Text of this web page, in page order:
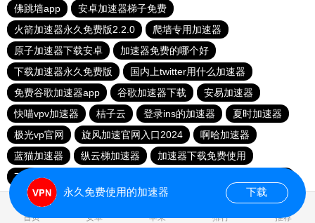
佛跳墙app
安卓加速器梯子免费
火箭加速器永久免费版2.2.0
爬墙专用加速器
原子加速器下载安卓
加速器免费的哪个好
下载加速器永久免费版
国内上twitter用什么加速器
免费谷歌加速器app
谷歌加速器下载
安易加速器
快喵vpv加速器
桔子云 登录ins的加速器
夏时加速器
极光vp官网
旋风加速官网入口2024
啊哈加速器
蓝猫加速器
纵云梯加速器
加速器下载免费使用
78加速器
首页 安卓 苹果 排行 推荐
永久免费使用的加速器 下载
0.042664s